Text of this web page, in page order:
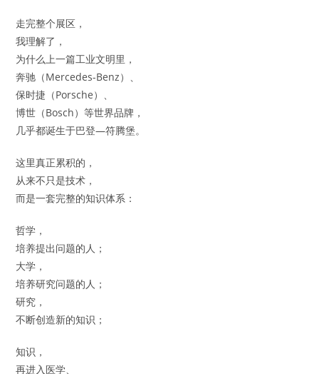
走完整个展区，
我理解了，
为什么上一篇工业文明里，
奔驰（Mercedes-Benz）、
保时捷（Porsche）、
博世（Bosch）等世界品牌，
几乎都诞生于巴登—符腾堡。
这里真正累积的，
从来不只是技术，
而是一套完整的知识体系：
哲学，
培养提出问题的人；
大学，
培养研究问题的人；
研究，
不断创造新的知识；
知识，
再进入医学、